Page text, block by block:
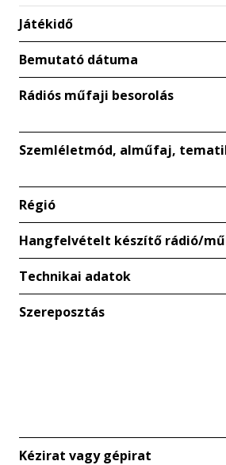
Játékidő
Bemutató dátuma
Rádiós műfaji besorolás
Szemléletmód, alműfaj,
Régió
Hangfelvételt készítő rádió/
Technikai adatok
Szereposztás
Kézirat vagy gépirat